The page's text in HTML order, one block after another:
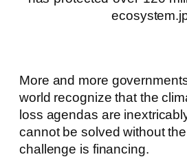
More and more
world recognize that the
loss agendas are
cannot be solved without
challenge is financing.